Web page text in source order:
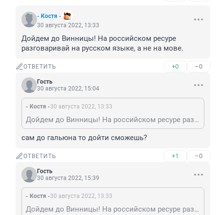
- Костя -
30 августа 2022, 13:33
Дойдем до Винницы! На российском ресуре
разговаривай на русском языке, а не на мове.
ОТВЕТИТЬ +0 –0
Гость
30 августа 2022, 15:04
- Костя -30 августа 2022, 13:33
Дойдем до Винницы! На российском ресуре разговаривай на русском языке, а не на мове.
сам до гальюна то дойти сможешь?
ОТВЕТИТЬ +1 –0
Гость
30 августа 2022, 15:39
- Костя -30 августа 2022, 13:33
Дойдем до Винницы! На российском ресуре разговаривай на русском языке, а не на мове.